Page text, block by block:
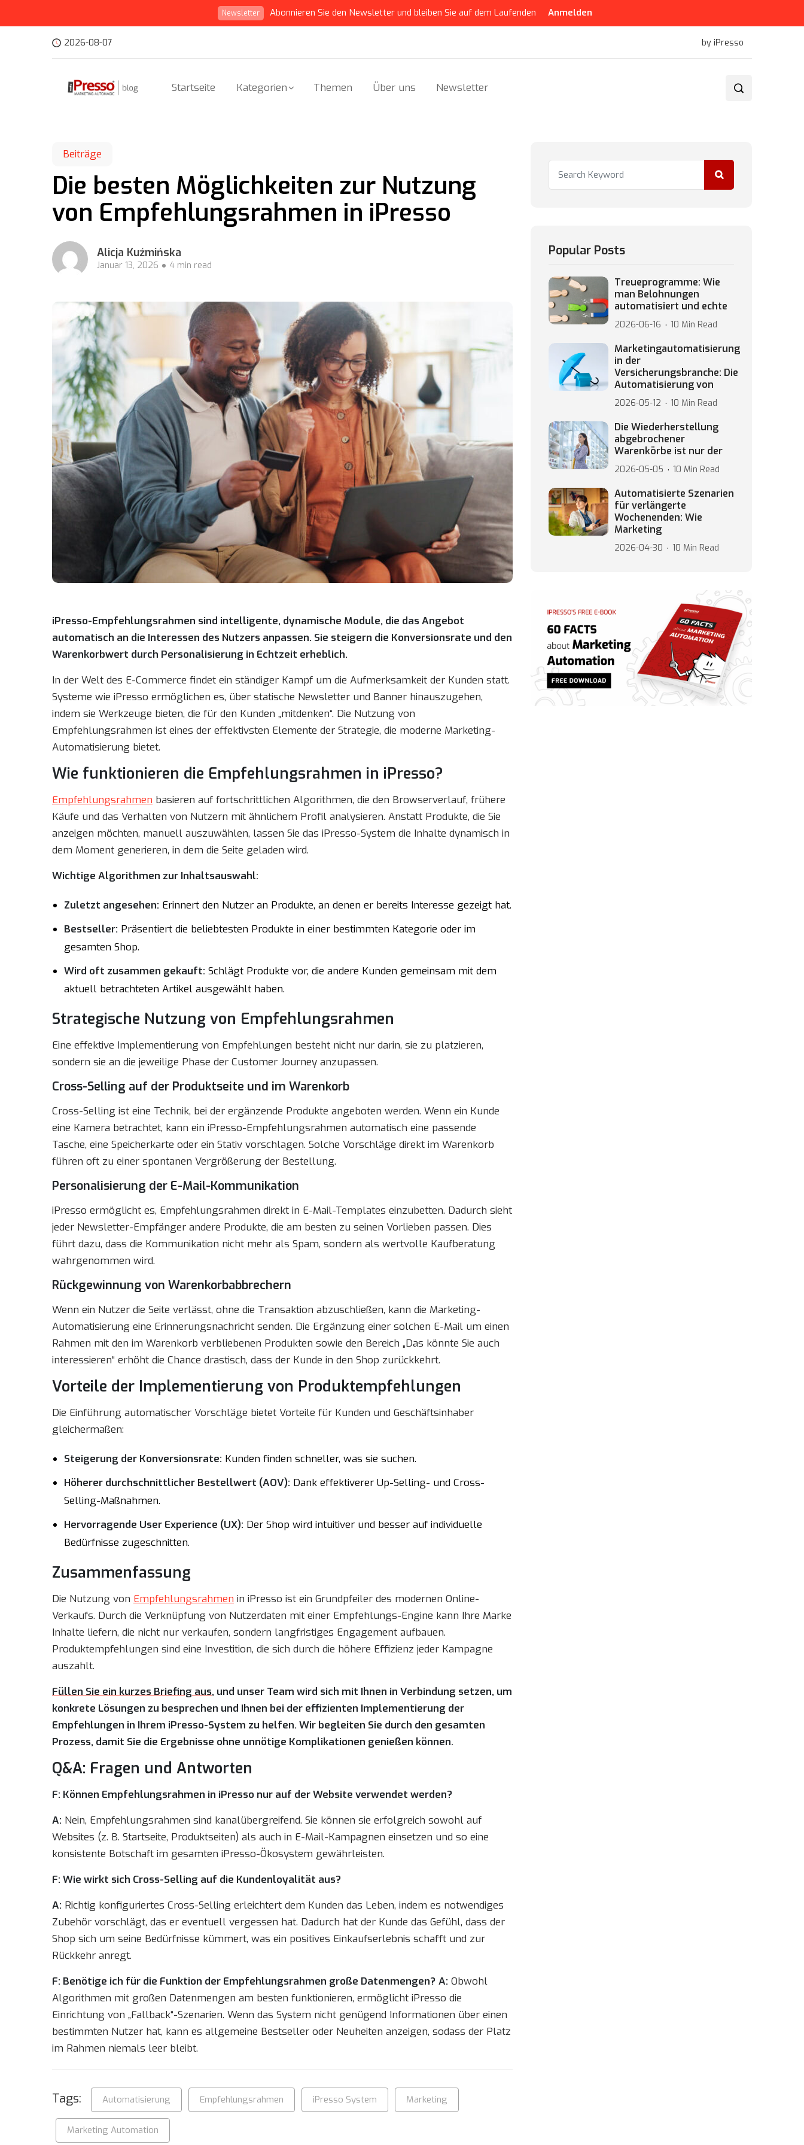
Newsletter Abonnieren Sie den Newsletter und bleiben Sie auf dem Laufenden Anmelden
2026-08-07 by iPresso
Startseite Kategorien Themen Über uns Newsletter
Beiträge
Die besten Möglichkeiten zur Nutzung
von Empfehlungsrahmen in iPresso
Alicja Kuźmińska
Januar 13, 2026 4 min read
iPresso-Empfehlungsrahmen sind intelligente, dynamische Module, die das Angebot
automatisch an die Interessen des Nutzers anpassen. Sie steigern die Konversionsrate und den
Warenkorbwert durch Personalisierung in Echtzeit erheblich.
In der Welt des E-Commerce findet ein ständiger Kampf um die Aufmerksamkeit der Kunden statt.
Systeme wie iPresso ermöglichen es, über statische Newsletter und Banner hinauszugehen,
indem sie Werkzeuge bieten, die für den Kunden „mitdenken“. Die Nutzung von
Empfehlungsrahmen ist eines der effektivsten Elemente der Strategie, die moderne Marketing-
Automatisierung bietet.
Wie funktionieren die Empfehlungsrahmen in iPresso?
Empfehlungsrahmen basieren auf fortschrittlichen Algorithmen, die den Browserverlauf, frühere
Käufe und das Verhalten von Nutzern mit ähnlichem Profil analysieren. Anstatt Produkte, die Sie
anzeigen möchten, manuell auszuwählen, lassen Sie das iPresso-System die Inhalte dynamisch in
dem Moment generieren, in dem die Seite geladen wird.
Wichtige Algorithmen zur Inhaltsauswahl:
Zuletzt angesehen: Erinnert den Nutzer an Produkte, an denen er bereits Interesse gezeigt hat.
Bestseller: Präsentiert die beliebtesten Produkte in einer bestimmten Kategorie oder im
gesamten Shop.
Wird oft zusammen gekauft: Schlägt Produkte vor, die andere Kunden gemeinsam mit dem
aktuell betrachteten Artikel ausgewählt haben.
Strategische Nutzung von Empfehlungsrahmen
Eine effektive Implementierung von Empfehlungen besteht nicht nur darin, sie zu platzieren,
sondern sie an die jeweilige Phase der Customer Journey anzupassen.
Cross-Selling auf der Produktseite und im Warenkorb
Cross-Selling ist eine Technik, bei der ergänzende Produkte angeboten werden. Wenn ein Kunde
eine Kamera betrachtet, kann ein iPresso-Empfehlungsrahmen automatisch eine passende
Tasche, eine Speicherkarte oder ein Stativ vorschlagen. Solche Vorschläge direkt im Warenkorb
führen oft zu einer spontanen Vergrößerung der Bestellung.
Personalisierung der E-Mail-Kommunikation
iPresso ermöglicht es, Empfehlungsrahmen direkt in E-Mail-Templates einzubetten. Dadurch sieht
jeder Newsletter-Empfänger andere Produkte, die am besten zu seinen Vorlieben passen. Dies
führt dazu, dass die Kommunikation nicht mehr als Spam, sondern als wertvolle Kaufberatung
wahrgenommen wird.
Rückgewinnung von Warenkorbabbrechern
Wenn ein Nutzer die Seite verlässt, ohne die Transaktion abzuschließen, kann die Marketing-
Automatisierung eine Erinnerungsnachricht senden. Die Ergänzung einer solchen E-Mail um einen
Rahmen mit den im Warenkorb verbliebenen Produkten sowie den Bereich „Das könnte Sie auch
interessieren“ erhöht die Chance drastisch, dass der Kunde in den Shop zurückkehrt.
Vorteile der Implementierung von Produktempfehlungen
Die Einführung automatischer Vorschläge bietet Vorteile für Kunden und Geschäftsinhaber
gleichermaßen:
Steigerung der Konversionsrate: Kunden finden schneller, was sie suchen.
Höherer durchschnittlicher Bestellwert (AOV): Dank effektiverer Up-Selling- und Cross-
Selling-Maßnahmen.
Hervorragende User Experience (UX): Der Shop wird intuitiver und besser auf individuelle
Bedürfnisse zugeschnitten.
Zusammenfassung
Die Nutzung von Empfehlungsrahmen in iPresso ist ein Grundpfeiler des modernen Online-
Verkaufs. Durch die Verknüpfung von Nutzerdaten mit einer Empfehlungs-Engine kann Ihre Marke
Inhalte liefern, die nicht nur verkaufen, sondern langfristiges Engagement aufbauen.
Produktempfehlungen sind eine Investition, die sich durch die höhere Effizienz jeder Kampagne
auszahlt.
Füllen Sie ein kurzes Briefing aus, und unser Team wird sich mit Ihnen in Verbindung setzen, um
konkrete Lösungen zu besprechen und Ihnen bei der effizienten Implementierung der
Empfehlungen in Ihrem iPresso-System zu helfen. Wir begleiten Sie durch den gesamten
Prozess, damit Sie die Ergebnisse ohne unnötige Komplikationen genießen können.
Q&A: Fragen und Antworten
F: Können Empfehlungsrahmen in iPresso nur auf der Website verwendet werden?
A: Nein, Empfehlungsrahmen sind kanalübergreifend. Sie können sie erfolgreich sowohl auf
Websites (z. B. Startseite, Produktseiten) als auch in E-Mail-Kampagnen einsetzen und so eine
konsistente Botschaft im gesamten iPresso-Ökosystem gewährleisten.
F: Wie wirkt sich Cross-Selling auf die Kundenloyalität aus?
A: Richtig konfiguriertes Cross-Selling erleichtert dem Kunden das Leben, indem es notwendiges
Zubehör vorschlägt, das er eventuell vergessen hat. Dadurch hat der Kunde das Gefühl, dass der
Shop sich um seine Bedürfnisse kümmert, was ein positives Einkaufserlebnis schafft und zur
Rückkehr anregt.
F: Benötige ich für die Funktion der Empfehlungsrahmen große Datenmengen? A: Obwohl
Algorithmen mit großen Datenmengen am besten funktionieren, ermöglicht iPresso die
Einrichtung von „Fallback“-Szenarien. Wenn das System nicht genügend Informationen über einen
bestimmten Nutzer hat, kann es allgemeine Bestseller oder Neuheiten anzeigen, sodass der Platz
im Rahmen niemals leer bleibt.
Tags: Automatisierung Empfehlungsrahmen iPresso System Marketing
Marketing Automation
Popular Posts
Treueprogramme: Wie
man Belohnungen
automatisiert und echte
2026-06-16 10 Min Read
Marketingautomatisierung
in der
Versicherungsbranche: Die
Automatisierung von
2026-05-12 10 Min Read
Die Wiederherstellung
abgebrochener
Warenkörbe ist nur der
2026-05-05 10 Min Read
Automatisierte Szenarien
für verlängerte
Wochenenden: Wie
Marketing
2026-04-30 10 Min Read